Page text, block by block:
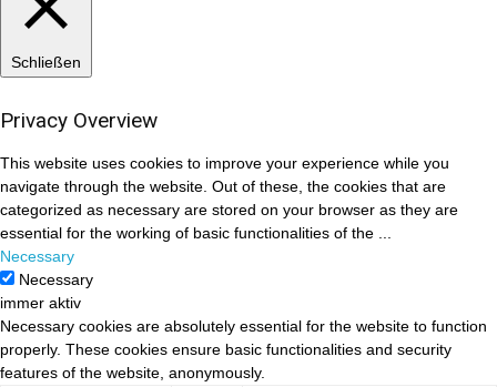
Schließen
Privacy Overview
This website uses cookies to improve your experience while you
navigate through the website. Out of these, the cookies that are
categorized as necessary are stored on your browser as they are
essential for the working of basic functionalities of the
Necessary
Necessary
immer aktiv
Necessary cookies are absolutely essential for the website to function
properly. These cookies ensure basic functionalities and security
features of the website, anonymously.